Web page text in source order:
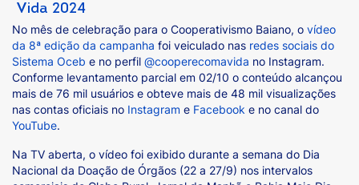
No mês de celebração para o Cooperativismo Baiano, o vídeo
da 8ª edição da campanha foi veiculado nas redes sociais do
Sistema Oceb e no perfil @cooperecomavida no Instagram.
Conforme levantamento parcial em 02/10 o conteúdo alcançou
mais de 76 mil usuários e obteve mais de 48 mil visualizações
nas contas oficiais no Instagram e Facebook e no canal do
YouTube.
Na TV aberta, o vídeo foi exibido durante a semana do Dia
Nacional da Doação de Órgãos (22 a 27/9) nos intervalos